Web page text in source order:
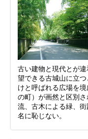
古い建物と現代とが
望できる古城山に立
けと呼ばれる広場を
の町）が画然と区別
流、古木による緑、
名に恥じない。